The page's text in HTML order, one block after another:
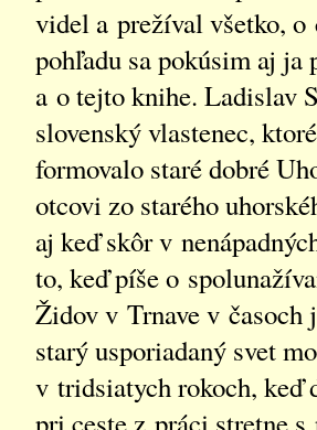
videl a prežíval všetko,
pohľadu sa pokúsim aj
a o tejto knihe. Ladislav
slovenský vlastenec,
formovalo staré dobré
otcovi zo starého
aj keď skôr v
to, keď píše o
Židov v Trnave v časoch
starý usporiadaný svet
v tridsiatych rokoch, keď